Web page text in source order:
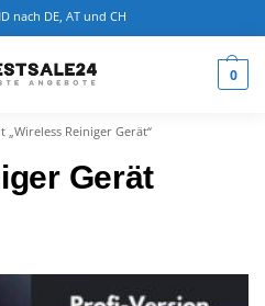
nach DE, AT und CH
0
Reiniger Gerät“
Gerät